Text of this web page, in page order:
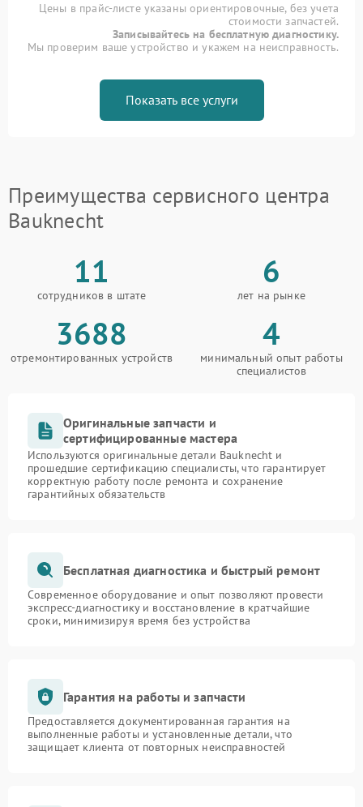
Цены в прайс-листе указаны ориентировочные, без учета
стоимости запчастей.
Записывайтесь на бесплатную диагностику.
Мы проверим ваше устройство и укажем на неисправность.
Показать все услуги
Преимущества сервисного центра
Bauknecht
11
сотрудников в штате
6
лет на рынке
3688
отремонтированных устройств
4
минимальный опыт работы
специалистов
Оригинальные запчасти и
сертифицированные мастера
Используются оригинальные детали Bauknecht и
прошедшие сертификацию специалисты, что гарантирует
корректную работу после ремонта и сохранение
гарантийных обязательств
Бесплатная диагностика и быстрый ремонт
Современное оборудование и опыт позволяют провести
экспресс-диагностику и восстановление в кратчайшие
сроки, минимизируя время без устройства
Гарантия на работы и запчасти
Предоставляется документированная гарантия на
выполненные работы и установленные детали, что
защищает клиента от повторных неисправностей